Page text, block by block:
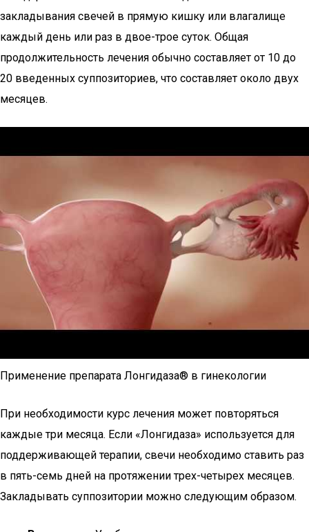
закладывания свечей в прямую кишку или влагалище
каждый день или раз в двое-трое суток. Общая
продолжительность лечения обычно составляет от 10 до
20 введенных суппозиториев, что составляет около двух
месяцев.
Применение препарата Лонгидаза® в гинекологии
При необходимости курс лечения может повторяться
каждые три месяца. Если «Лонгидаза» используется для
поддерживающей терапии, свечи необходимо ставить раз
в пять-семь дней на протяжении трех-четырех месяцев.
Закладывать суппозитории можно следующим образом.